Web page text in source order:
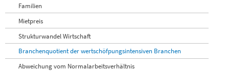
Familien
Mietpreis
Strukturwandel Wirtschaft
Branchenquotient der wertschöfpungsintensiven Branchen
Abweichung vom Normalarbeitsverhältnis